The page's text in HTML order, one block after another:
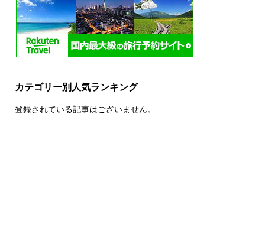
カテゴリー別人気ランキング
登録されている記事はございません。